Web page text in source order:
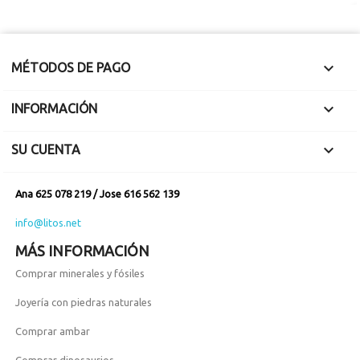
MÉTODOS DE PAGO 
INFORMACIÓN 
SU CUENTA 
Ana 625 078 219 / Jose 616 562 139
info@litos.net
MÁS INFORMACIÓN
Comprar minerales y fósiles
Joyería con piedras naturales
Comprar ambar